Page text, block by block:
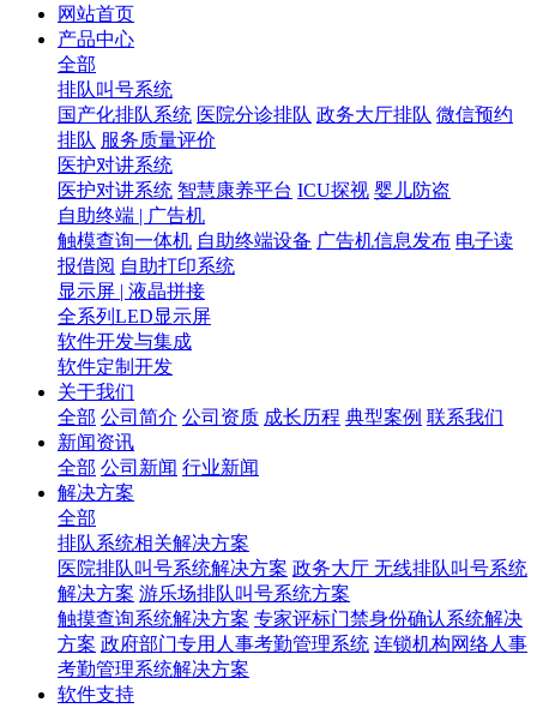
网站首页
产品中心
全部
排队叫号系统
国产化排队系统 医院分诊排队 政务大厅排队 微信预约
排队 服务质量评价
医护对讲系统
医护对讲系统 智慧康养平台 ICU探视 婴儿防盗
自助终端 | 广告机
触模查询一体机 自助终端设备 广告机信息发布 电子读
报借阅 自助打印系统
显示屏 | 液晶拼接
全系列LED显示屏
软件开发与集成
软件定制开发
关于我们
全部 公司简介 公司资质 成长历程 典型案例 联系我们
新闻资讯
全部 公司新闻 行业新闻
解决方案
全部
排队系统相关解决方案
医院排队叫号系统解决方案 政务大厅 无线排队叫号系统
解决方案 游乐场排队叫号系统方案
触摸查询系统解决方案 专家评标门禁身份确认系统解决
方案 政府部门专用人事考勤管理系统 连锁机构网络人事
考勤管理系统解决方案
软件支持